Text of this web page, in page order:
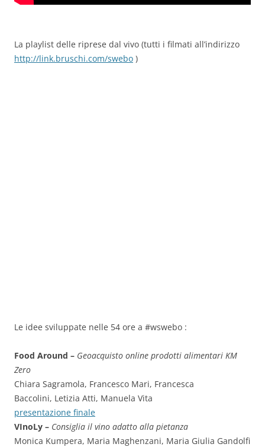
La playlist delle riprese dal vivo (tutti i filmati all’indirizzo
http://link.bruschi.com/swebo )
Le idee sviluppate nelle 54 ore a #wswebo :
Food Around – Geoacquisto online prodotti alimentari KM
Zero
Chiara Sagramola, Francesco Mari, Francesca
Baccolini, Letizia Atti, Manuela Vita
presentazione finale
VInoLy – Consiglia il vino adatto alla pietanza
Monica Kumpera, Maria Maghenzani, Maria Giulia Gandolfi